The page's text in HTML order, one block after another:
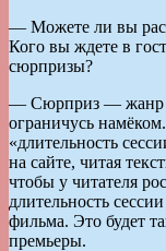
— Можете ли вы
Кого вы ждете в
сюрпризы?
— Сюрприз — жанр
ограничусь
«длительность
на сайте, читая
чтобы у читателя
длительность
фильма. Это будет
премьеры.